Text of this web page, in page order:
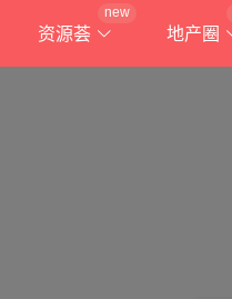
资源荟
new
地产圈